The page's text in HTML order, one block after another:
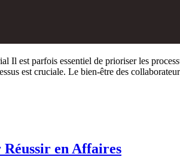
Il est parfois essentiel de prioriser les
est cruciale. Le bien-être des
en Affaires